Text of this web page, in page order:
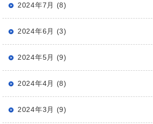
2024年7月 (8)
2024年6月 (3)
2024年5月 (9)
2024年4月 (8)
2024年3月 (9)